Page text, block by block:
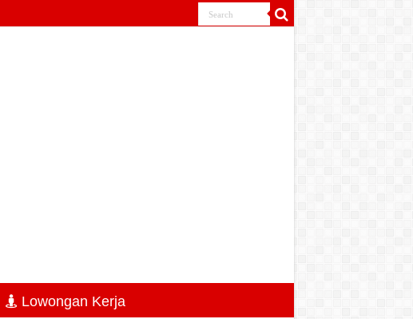
Lowongan Kerja